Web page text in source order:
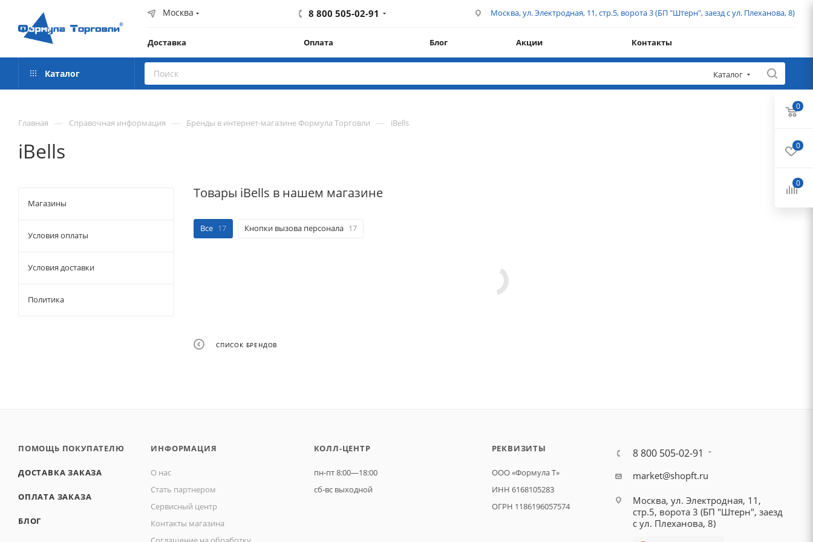
Москва 8 800 505-02-91 Москва, ул. Электродная, 11, стр.5, ворота 3 (БП "Штерн", заезд с ул. Плеханова, 8)
Доставка Оплата Блог Акции Контакты
Каталог Каталог
Главная — Справочная информация — Бренды в интернет-магазине Формула Торговли — iBells
iBells
Товары iBells в нашем магазине
Все 17 Кнопки вызова персонала 17
СПИСОК БРЕНДОВ
Магазины
Условия оплаты
Условия доставки
Политика
ПОМОЩЬ ПОКУПАТЕЛЮ
ДОСТАВКА ЗАКАЗА
ОПЛАТА ЗАКАЗА
БЛОГ
ИНФОРМАЦИЯ
О нас
Стать партнером
Сервисный центр
Контакты магазина
КОЛЛ-ЦЕНТР
пн-пт 8:00—18:00
сб-вс выходной
РЕКВИЗИТЫ
ООО «Формула Т»
ИНН 6168105283
ОГРН 1186196057574
8 800 505-02-91
market@shopft.ru
Москва, ул. Электродная, 11,
стр.5, ворота 3 (БП "Штерн", заезд
с ул. Плеханова, 8)
0
0
0